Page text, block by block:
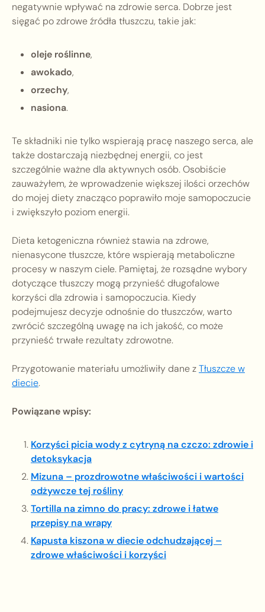
negatywnie wpływać na zdrowie serca. Dobrze jest
sięgać po zdrowe źródła tłuszczu, takie jak:
oleje roślinne,
awokado,
orzechy,
nasiona.
Te składniki nie tylko wspierają pracę naszego serca, ale
także dostarczają niezbędnej energii, co jest
szczególnie ważne dla aktywnych osób. Osobiście
zauważyłem, że wprowadzenie większej ilości orzechów
do mojej diety znacząco poprawiło moje samopoczucie
i zwiększyło poziom energii.
Dieta ketogeniczna również stawia na zdrowe,
nienasycone tłuszcze, które wspierają metaboliczne
procesy w naszym ciele. Pamiętaj, że rozsądne wybory
dotyczące tłuszczy mogą przynieść długofalowe
korzyści dla zdrowia i samopoczucia. Kiedy
podejmujesz decyzje odnośnie do tłuszczów, warto
zwrócić szczególną uwagę na ich jakość, co może
przynieść trwałe rezultaty zdrowotne.
Przygotowanie materiału umożliwiły dane zTłuszcze w
diecie.
Powiązane wpisy:
Korzyści picia wody z cytryną na czczo: zdrowie i
detoksykacja
Mizuna – prozdrowotne właściwości i wartości
odżywcze tej rośliny
Tortilla na zimno do pracy: zdrowe i łatwe
przepisy na wrapy
Kapusta kiszona w diecie odchudzającej –
zdrowe właściwości i korzyści